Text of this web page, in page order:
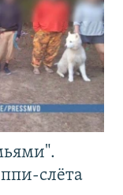
слёта